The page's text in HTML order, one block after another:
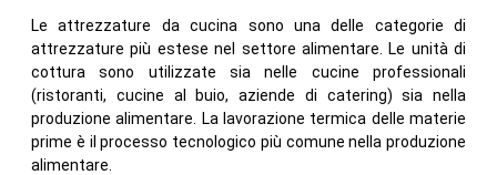
Le attrezzature da cucina sono una delle categorie di
attrezzature più estese nel settore alimentare. Le unità di
cottura sono utilizzate sia nelle cucine professionali
(ristoranti, cucine al buio, aziende di catering) sia nella
produzione alimentare. La lavorazione termica delle materie
prime è il processo tecnologico più comune nella produzione
alimentare.